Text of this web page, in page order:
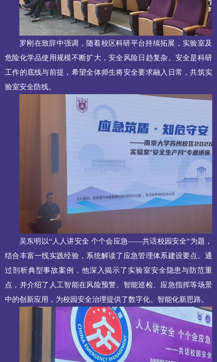
罗刚在致辞中强调，随着校区科研平台持续拓展，实验室及
危险化学品使用规模不断扩大，安全风险日趋复杂。安全是科研
工作的底线与前提，希望全体师生将安全要求融入日常，共筑实
验室安全防线。
吴东明以“人人讲安全 个个会应急——共话校园安全”为题，
结合丰富一线实践经验，系统解读了应急管理体系建设要点。通
过剖析典型事故案例，他深入揭示了实验室安全隐患与防范重
点，并介绍了人工智能在风险预警、智能巡检、应急指挥等场景
中的创新应用，为校园安全治理提供了数字化、智能化新思路。